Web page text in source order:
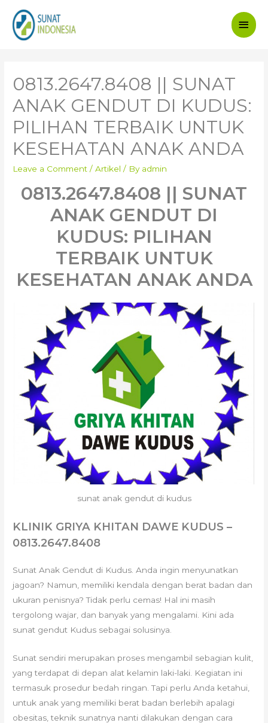
Main
0813.2647.8408 || SUNAT
ANAK GENDUT DI KUDUS:
PILIHAN TERBAIK UNTUK
KESEHATAN ANAK ANDA
Leave a Comment /Artikel / By admin
0813.2647.8408 || SUNAT
ANAK GENDUT DI
KUDUS: PILIHAN
TERBAIK UNTUK
KESEHATAN ANAK ANDA
sunat anak gendut di kudus
KLINIK GRIYA KHITAN DAWE KUDUS –
0813.2647.8408
Sunat Anak Gendut di Kudus. Anda ingin menyunatkan
jagoan? Namun, memiliki kendala dengan berat badan dan
ukuran penisnya? Tidak perlu cemas! Hal ini masih
tergolong wajar, dan banyak yang mengalami. Kini ada
sunat gendut Kudus sebagai solusinya.
Sunat sendiri merupakan proses mengambil sebagian kulit,
yang terdapat di depan alat kelamin laki-laki. Kegiatan ini
termasuk prosedur bedah ringan. Tapi perlu Anda ketahui,
untuk anak yang memiliki berat badan berlebih apalagi
obesitas, teknik sunatnya nanti dilakukan dengan cara